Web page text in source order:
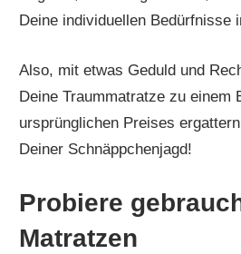
Deine individuellen Bedürfnisse
Also, mit etwas Geduld und
Deine Traummatratze zu einem
ursprünglichen Preises
Deiner Schnäppchenjagd!
Probiere
Matratzen